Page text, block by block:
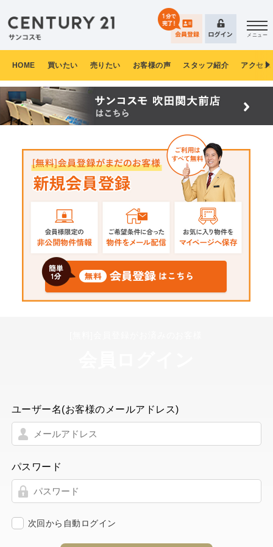
メニュー
HOME 買いたい 売りたい お客様の声 スタッフ紹介 アクセ
ユーザー名(お客様のメールアドレス)
パスワード
次回から自動ログイン